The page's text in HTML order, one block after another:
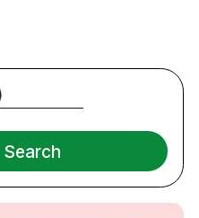
du alltid fri parkering (i
bastu och gym.
alla på Good Morning